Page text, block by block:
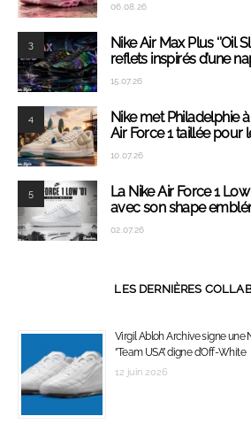
06.08.26
3
Nike Air Max Plus ‘’Oil
reflets inspirés d’une
15.07.26
4
Nike met Philadelphie
Air Force 1 taillée pour
10.07.26
5
La Nike Air Force 1 Low
avec son shape
02.07.26
LES DERNIÈRES
Virgil Abloh Archive signe une
‘’Team USA’’ digne d’Off-White
12 juin 2026